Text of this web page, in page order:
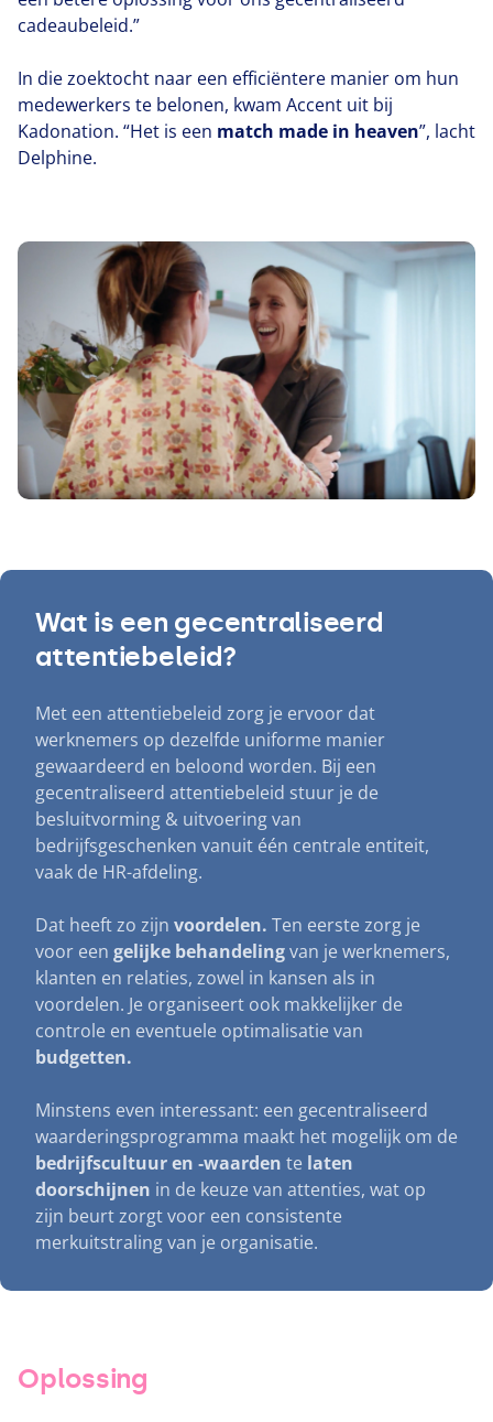
cadeaubeleid.”
In die zoektocht naar een efficiëntere manier om hun
medewerkers te belonen, kwam Accent uit bij
Kadonation. “Het is een match made in heaven”, lacht
Delphine.
Wat is een gecentraliseerd
attentiebeleid?
Met een attentiebeleid zorg je ervoor dat
werknemers op dezelfde uniforme manier
gewaardeerd en beloond worden. Bij een
gecentraliseerd attentiebeleid stuur je de
besluitvorming & uitvoering van
bedrijfsgeschenken vanuit één centrale entiteit,
vaak de HR-afdeling.
Dat heeft zo zijn voordelen. Ten eerste zorg je
voor een gelijke behandelingvan je werknemers,
klanten en relaties, zowel in kansen als in
voordelen. Je organiseert ook makkelijker de
controle en eventuele optimalisatie van
budgetten.
Minstens even interessant: een gecentraliseerd
waarderingsprogramma maakt het mogelijk om de
bedrijfscultuur en ‑waarden te laten
doorschijnen in de keuze van attenties, wat op
zijn beurt zorgt voor een consistente
merkuitstraling van je organisatie.
Oplossing